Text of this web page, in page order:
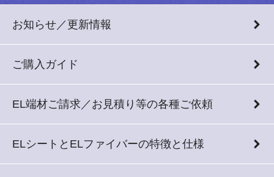
お知らせ／更新情報
ご購入ガイド
EL端材ご請求／お見積り等の各種ご依頼
ELシートとELファイバーの特徴と仕様